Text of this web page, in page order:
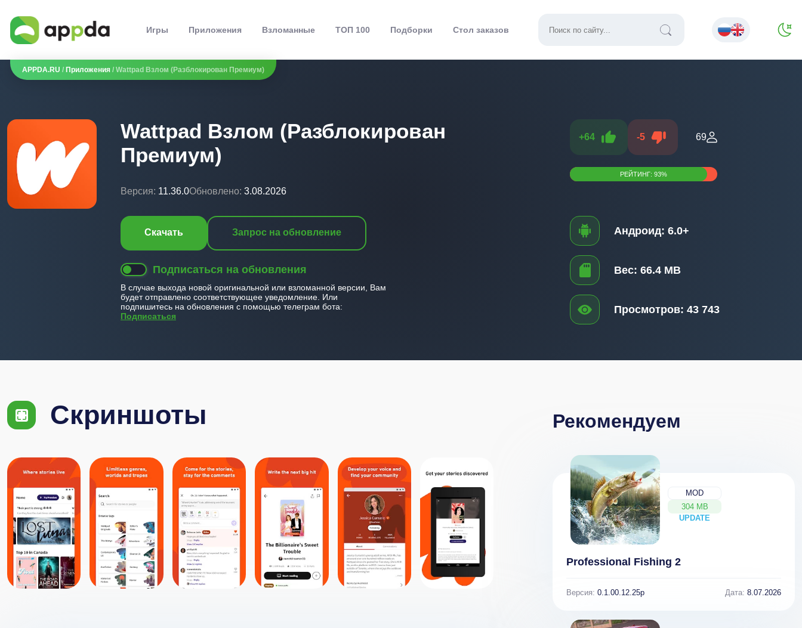
Игры Приложения Взломанные ТОП 100 Подборки Стол заказов
APPDA.RU / Приложения / Wattpad Взлом (Разблокирован Премиум)
Wattpad Взлом (Разблокирован
Премиум)
Версия: 11.36.0Обновлено: 3.08.2026
Скачать Запрос на обновление
Подписаться на обновления
В случае выхода новой оригинальной или взломанной версии, Вам
будет отправлено соответствующее уведомление. Или
подпишитесь на обновления с помощью телеграм бота:
Подписаться
+64 -5 69
РЕЙТИНГ:93%
Андроид: 6.0+
Вес: 66.4 MB
Просмотров: 43 743
Скриншоты Рекомендуем
MOD
304 MB
UPDATE
NEW
Professional Fishing 2
Версия: 0.1.00.12.25p Дата: 8.07.2026